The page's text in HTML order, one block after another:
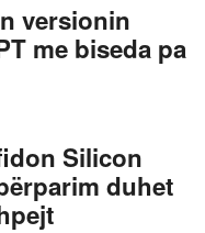
versionin
me biseda pa
Silicon
duhet